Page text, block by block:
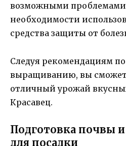
возможными
необходимости
средства защиты от
Следуя рекомендациям
выращиванию, вы
отличный урожай
Красавец.
Подготовка почвы
для посадки